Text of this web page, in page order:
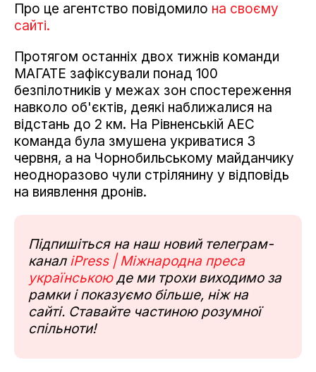
Про це агентство повідомило на своєму
сайті.
Протягом останніх двох тижнів команди
МАГАТЕ зафіксували понад 100
безпілотників у межах зон спостереження
навколо об'єктів, деякі наближалися на
відстань до 2 км. На Рівненській АЕС
команда була змушена укриватися 3
червня, а на Чорнобильському майданчику
неодноразово чули стрілянину у відповідь
на виявлення дронів.
Підпишіться на наш новий телеграм-
канал iPress | Міжнародна преса
українськоюде ми трохи виходимо за
рамки і показуємо більше, ніж на
сайті. Ставайте частиною розумної
спільноти!